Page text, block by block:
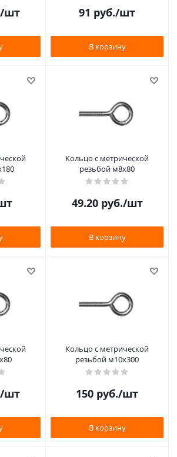
/шт 91 руб./шт
В корзину
Кольцо с метрической
резьбой м8х80
49.20руб./шт
В корзину
/шт
Кольцо с метрической
резьбой м10х300
150 руб./шт
В корзину